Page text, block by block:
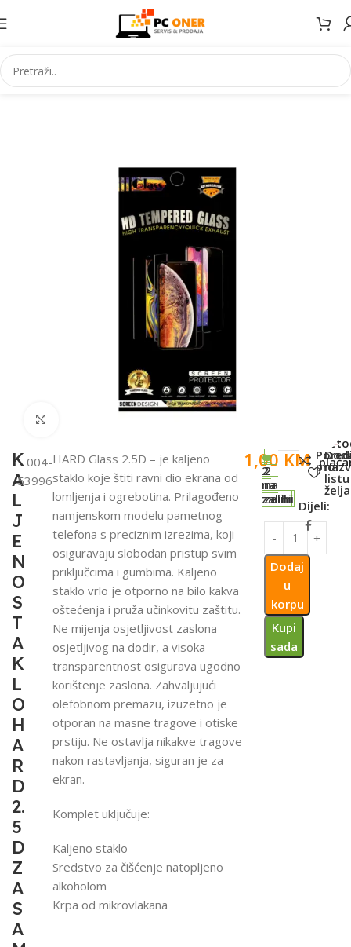
Početna Elektronika Mobiteli Maske za mobitele i dodaci
K
A
L
J
E
N
O
S
T
A
K
L
O
H
A
R
D
2.
5
D
Z
A
S
A
004-
53996
HARD Glass 2.5D – je kaljeno
staklo koje štiti ravni dio ekrana od
lomljenja i ogrebotina. Prilagođeno
namjenskom modelu pametnog
telefona s preciznim izrezima, koji
osiguravaju slobodan pristup svim
priključcima i gumbima. Kaljeno
staklo vrlo je otporno na bilo kakva
oštećenja i pruža učinkovitu zaštitu.
Ne mijenja osjetljivost zaslona
osjetljivog na dodir, a visoka
transparentnost osigurava ugodno
korištenje zaslona. Zahvaljujući
olefobnom premazu, izuzetno je
otporan na masne tragove i otiske
prstiju. Ne ostavlja nikakve tragove
nakon rastavljanja, siguran je za
ekran.
Komplet uključuje:
Kaljeno staklo
Sredstvo za čišćenje natopljeno
alkoholom
Krpa od mikrovlakana
1,00 KM
2
na
zalihi
2
na
zalihi
Dodaj
u
korpu
Kupi
sada
na
listu
želja
Dijeli: